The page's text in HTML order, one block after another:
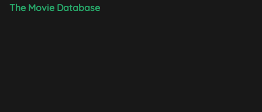
The Movie Database